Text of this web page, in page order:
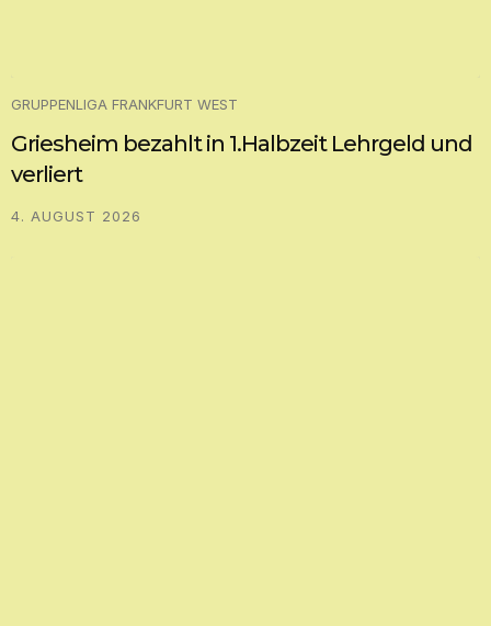
GRUPPENLIGA FRANKFURT WEST
Griesheim bezahlt in 1.Halbzeit Lehrgeld und
verliert
4. AUGUST 2026